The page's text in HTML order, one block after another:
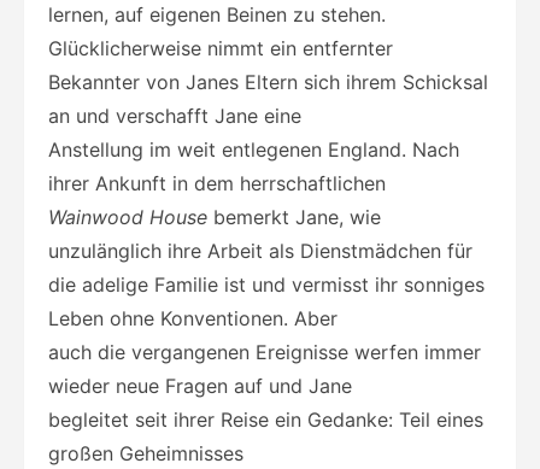
lernen, auf eigenen Beinen zu stehen.
Glücklicherweise nimmt ein entfernter
Bekannter von Janes Eltern sich ihrem Schicksal
an und verschafft Jane eine
Anstellung im weit entlegenen England. Nach
ihrer Ankunft in dem herrschaftlichen
Wainwood House bemerkt Jane, wie
unzulänglich ihre Arbeit als Dienstmädchen für
die adelige Familie ist und vermisst ihr sonniges
Leben ohne Konventionen. Aber
auch die vergangenen Ereignisse werfen immer
wieder neue Fragen auf und Jane
begleitet seit ihrer Reise ein Gedanke: Teil eines
großen Geheimnisses